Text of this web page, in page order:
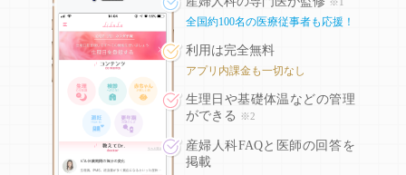
全国約100名の医療従事者も応援！
利用は完全無料
アプリ内課金も一切なし
生理日や基礎体温などの管理
ができる
※2
産婦人科FAQと医師の回答を
掲載